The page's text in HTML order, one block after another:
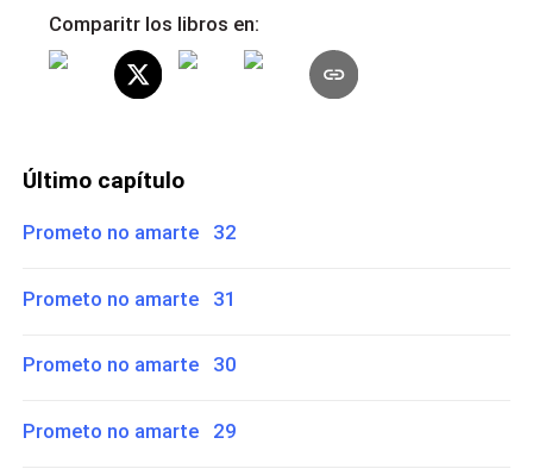
Comparitr los libros en:
Último capítulo
Prometo no amarte 32
Prometo no amarte 31
Prometo no amarte 30
Prometo no amarte 29